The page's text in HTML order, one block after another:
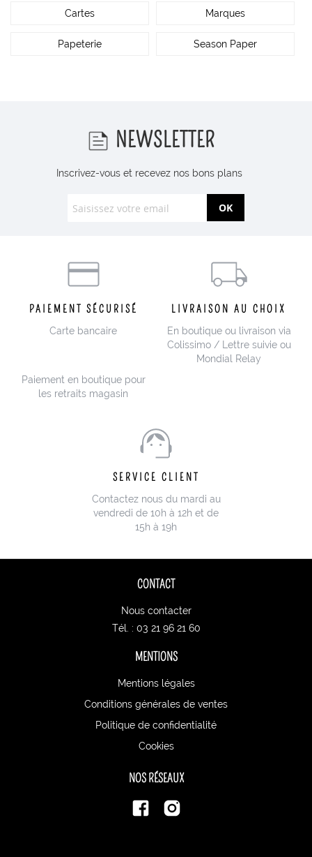
Cartes
Marques
Papeterie Season Paper
NEWSLETTER
Inscrivez-vous et recevez nos bons plans
OK
PAIEMENT SÉCURISÉ
Carte bancaire
Paiement en boutique pour
les retraits magasin
LIVRAISON AU CHOIX
En boutique ou livraison via
Colissimo / Lettre suivie ou
Mondial Relay
SERVICE CLIENT
Contactez nous du mardi au
vendredi de 10h à 12h et de
15h à 19h
CONTACT
Nous contacter
Tél. : 03 21 96 21 60
MENTIONS
Mentions légales
Conditions générales de ventes
Politique de confidentialité
Cookies
NOS RÉSEAUX